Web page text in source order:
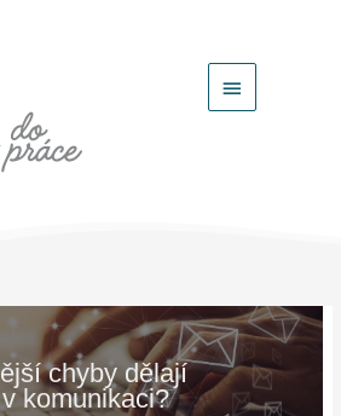
Hlavní
chyby dělají
komunikaci?